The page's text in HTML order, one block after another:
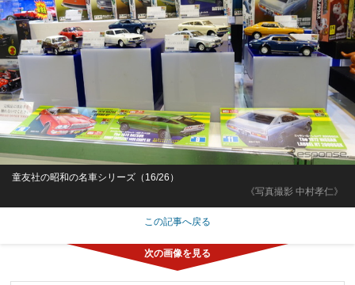
《写真撮影 中村孝仁》
童友社の昭和の名車シリーズ（16/26）
この記事へ戻る